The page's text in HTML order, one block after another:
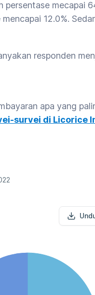
persentase mecapai
12.0%.
responden
apa yang
survei di Licorice